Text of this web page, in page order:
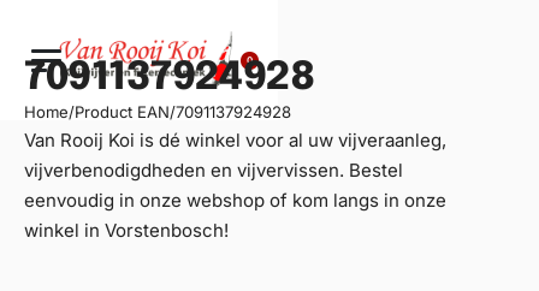
0
7091137924928
Home/Product EAN/7091137924928
Van Rooij Koi is dé winkel voor al uw vijveraanleg,
vijverbenodigdheden en vijvervissen. Bestel
eenvoudig in onze webshop of kom langs in onze
winkel in Vorstenbosch!